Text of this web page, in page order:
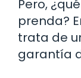
Pero,
prenda?
trata de
garantía